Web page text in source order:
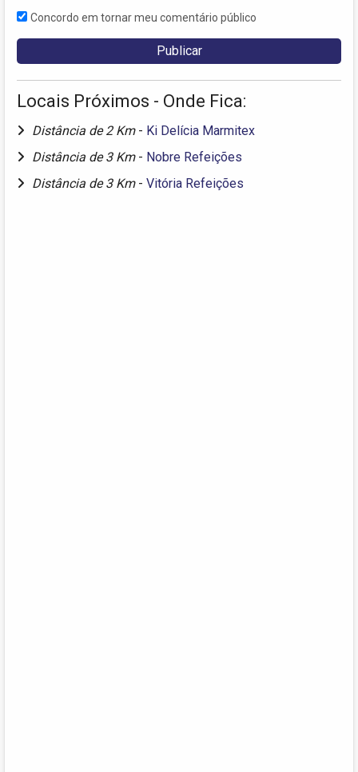
Concordo em tornar meu comentário público
Locais Próximos - Onde Fica:
Distância de 2 Km - Ki Delícia Marmitex
Distância de 3 Km - Nobre Refeições
Distância de 3 Km - Vitória Refeições